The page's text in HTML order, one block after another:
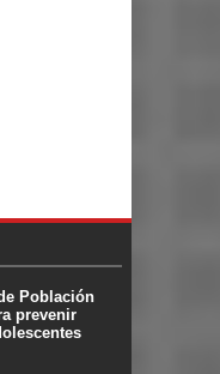
Población
prevenir